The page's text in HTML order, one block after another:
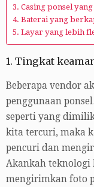
3. Casing ponsel
4. Baterai yang
5. Layar yang lebih
1. Tingkat
Beberapa vendor
penggunaan
seperti yang
kita tercuri, maka
pencuri dan
Akankah
mengirimkan foto